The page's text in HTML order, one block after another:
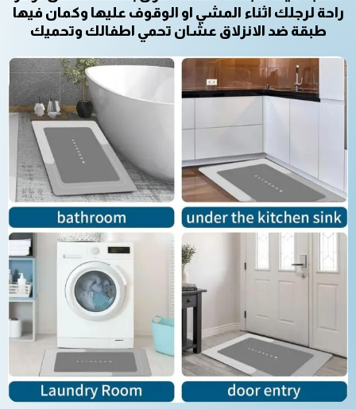
راحة لرجلك اثناء المشي او الوقوف عليها وكمان فيها
طبقة ضد الانزلاق عشان تحمي اطفالك وتحميك